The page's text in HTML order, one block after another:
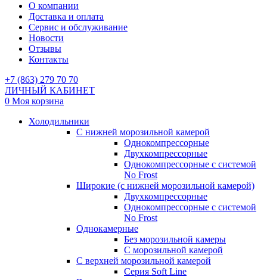
О компании
Доставка и оплата
Сервис и обслуживание
Новости
Отзывы
Контакты
+7 (863) 279 70 70
ЛИЧНЫЙ КАБИНЕТ
0 Моя корзина
Холодильники
С нижней морозильной камерой
Однокомпрессорные
Двухкомпрессорные
Однокомпрессорные с системой
No Frost
Широкие (с нижней морозильной камерой)
Двухкомпрессорные
Однокомпрессорные с системой
No Frost
Однокамерные
Без морозильной камеры
С морозильной камерой
С верхней морозильной камерой
Серия Soft Line